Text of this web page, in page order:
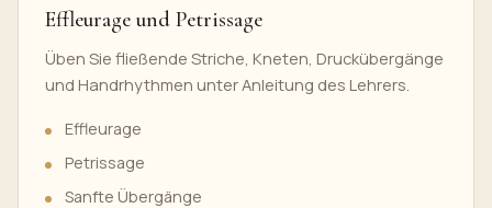
Effleurage und Petrissage
Üben Sie fließende Striche, Kneten, Druckübergänge
und Handrhythmen unter Anleitung des Lehrers.
Effleurage
Petrissage
Sanfte Übergänge